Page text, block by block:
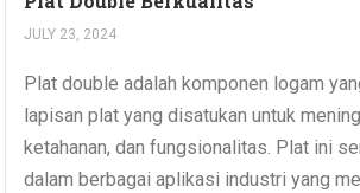
JULY 23, 2024
Plat double adalah komponen logam
lapisan plat yang disatukan untuk
ketahanan, dan fungsionalitas. Plat ini
dalam berbagai aplikasi industri yang